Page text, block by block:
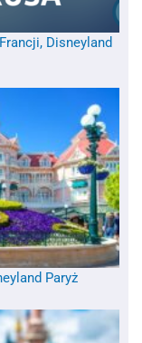
Disneyland
Paryż